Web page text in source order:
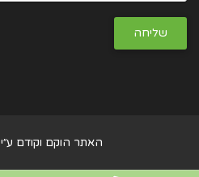
האתר הוקם וקודם ע״י